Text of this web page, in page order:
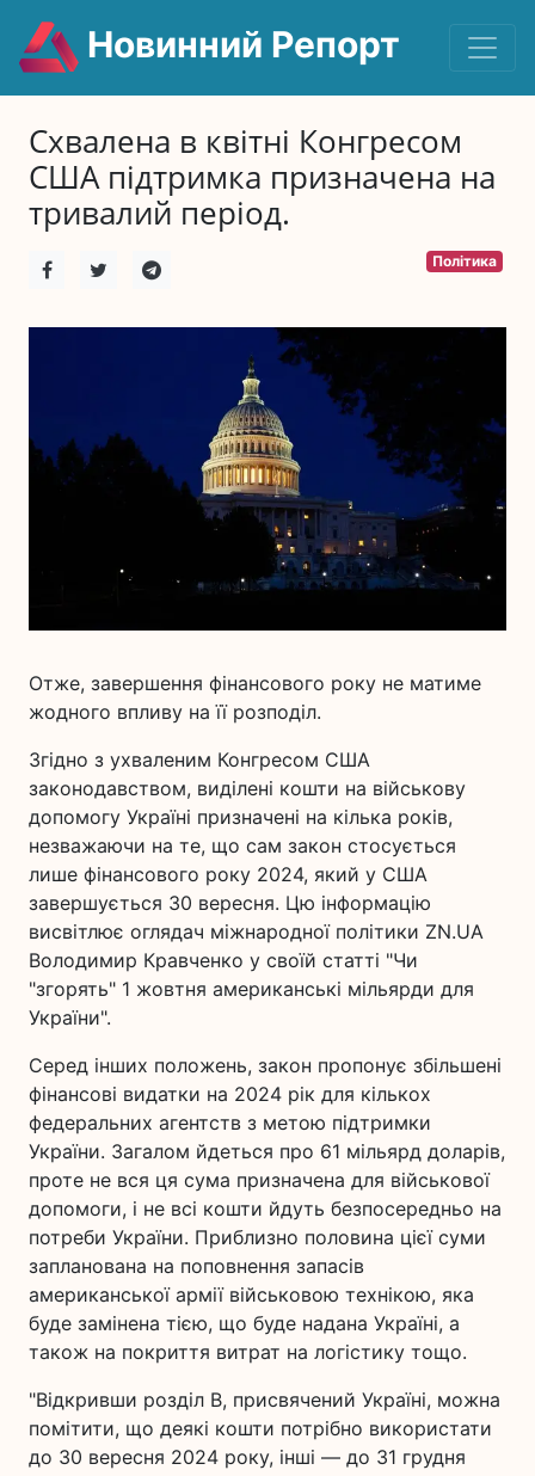
Новинний Репорт
Схвалена в квітні Конгресом
США підтримка призначена на
тривалий період.
Політика
Отже, завершення фінансового року не матиме
жодного впливу на її розподіл.
Згідно з ухваленим Конгресом США
законодавством, виділені кошти на військову
допомогу Україні призначені на кілька років,
незважаючи на те, що сам закон стосується
лише фінансового року 2024, який у США
завершується 30 вересня. Цю інформацію
висвітлює оглядач міжнародної політики ZN.UA
Володимир Кравченко у своїй статті "Чи
"згорять" 1 жовтня американські мільярди для
України".
Серед інших положень, закон пропонує збільшені
фінансові видатки на 2024 рік для кількох
федеральних агентств з метою підтримки
України. Загалом йдеться про 61 мільярд доларів,
проте не вся ця сума призначена для військової
допомоги, і не всі кошти йдуть безпосередньо на
потреби України. Приблизно половина цієї суми
запланована на поповнення запасів
американської армії військовою технікою, яка
буде замінена тією, що буде надана Україні, а
також на покриття витрат на логістику тощо.
"Відкривши розділ B, присвячений Україні, можна
помітити, що деякі кошти потрібно використати
до 30 вересня 2024 року, інші — до 31 грудня